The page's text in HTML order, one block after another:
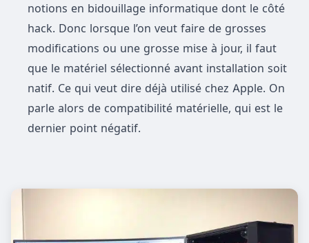
notions en bidouillage informatique dont le côté
hack. Donc lorsque l’on veut faire de grosses
modifications ou une grosse mise à jour, il faut
que le matériel sélectionné avant installation soit
natif. Ce qui veut dire déjà utilisé chez Apple. On
parle alors de compatibilité matérielle, qui est le
dernier point négatif.